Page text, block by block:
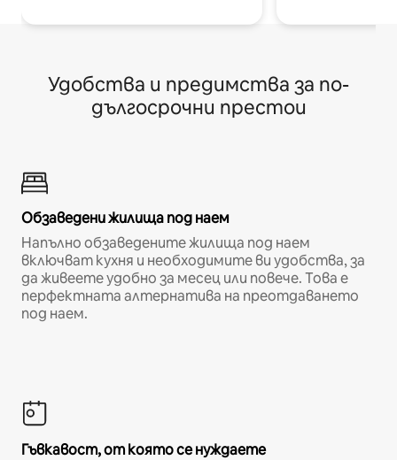
Удобства и предимства за по-
дългосрочни престои
Обзаведени жилища под наем
Напълно обзаведените жилища под наем
включват кухня и необходимите ви удобства, за
да живеете удобно за месец или повече. Това е
перфектната алтернатива на преотдаването
под наем.
Гъвкавост, от която се нуждаете